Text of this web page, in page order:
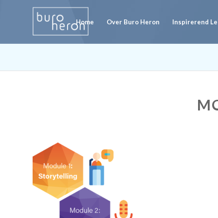
Home Over Buro Heron Inspirerend